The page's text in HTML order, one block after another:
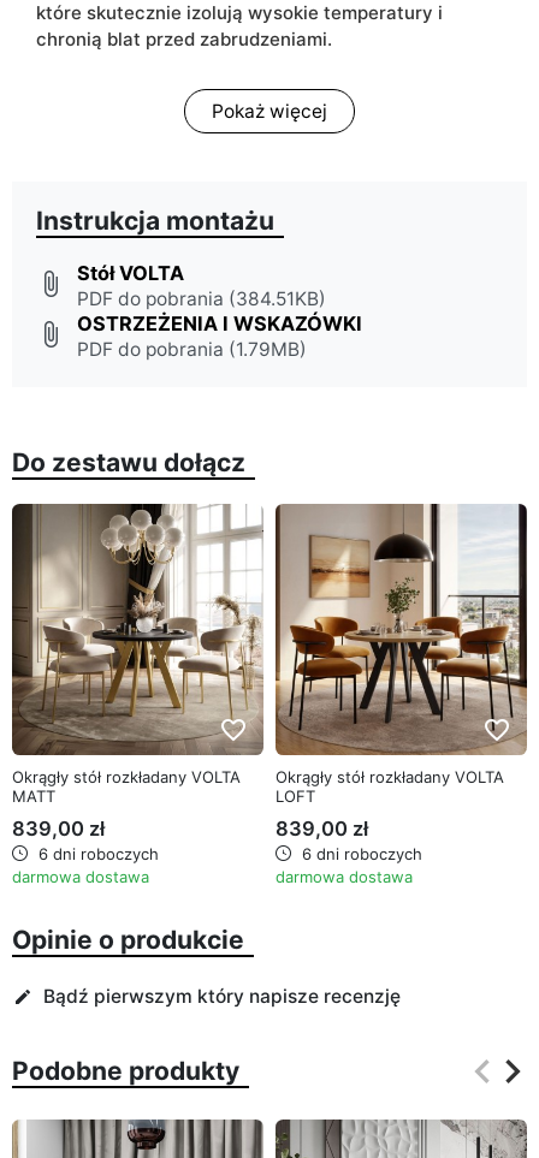
które skutecznie izolują wysokie temperatury i
chronią blat przed zabrudzeniami.
Pokaż więcej
Instrukcja montażu
attach_file Stół VOLTA
PDF do pobrania (384.51KB)
attach_file OSTRZEŻENIA I WSKAZÓWKI
PDF do pobrania (1.79MB)
Do zestawu dołącz
favorite_border
Okrągły stół rozkładany VOLTA
MATT
839,00 zł
6 dni roboczych
darmowa dostawa
favorite_border
Okrągły stół rozkładany VOLTA
LOFT
839,00 zł
6 dni roboczych
darmowa dostawa
Opinie o produkcie
edit Bądź pierwszym który napisze recenzję
Podobne produkty keyboard_arrow_left
keyboard_arrow_right